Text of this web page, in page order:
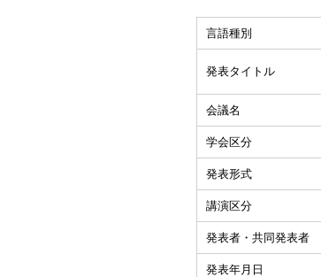
言語種別
発表タイトル
会議名
学会区分
発表形式
講演区分
発表者・共同発表者
発表年月日